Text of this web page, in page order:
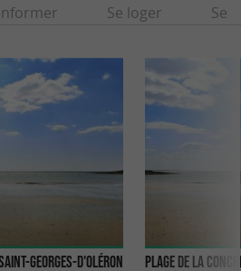
Se loger Se
Georges-d'Oléron